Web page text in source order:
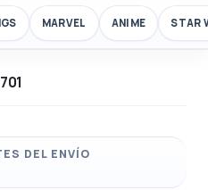
MARVEL ANIME STAR